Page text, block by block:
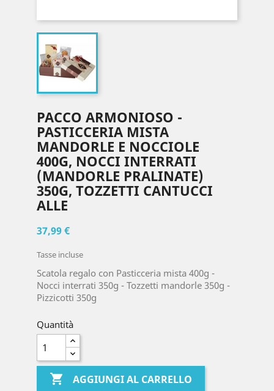
PACCO ARMONIOSO -
PASTICCERIA MISTA
MANDORLE E NOCCIOLE
400G, NOCCI INTERRATI
(MANDORLE PRALINATE)
350G, TOZZETTI CANTUCCI
ALLE
37,99 €
Tasse incluse
Scatola regalo con Pasticceria mista 400g -
Nocci interrati 350g - Tozzetti mandorle 350g -
Pizzicotti 350g
Quantità
 AGGIUNGI AL CARRELLO